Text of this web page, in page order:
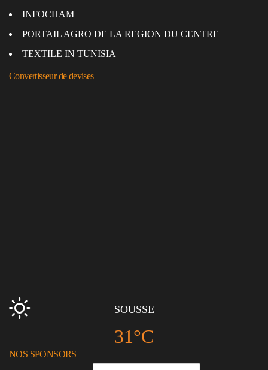
INFOCHAM
PORTAIL AGRO DE LA REGION DU CENTRE
TEXTILE IN TUNISIA
Convertisseur de devises
SOUSSE
31°C
NOS SPONSORS